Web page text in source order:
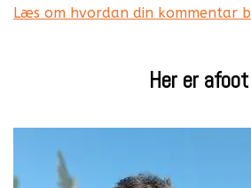
Læs om hvordan din kommentar
Her er afoot